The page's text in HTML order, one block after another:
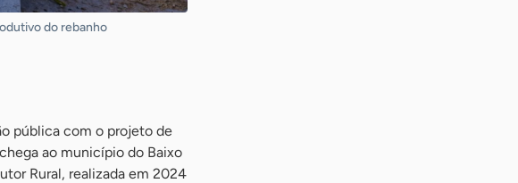
do rebanho
pública com o projeto de
ao município do Baixo
Rural, realizada em 2024